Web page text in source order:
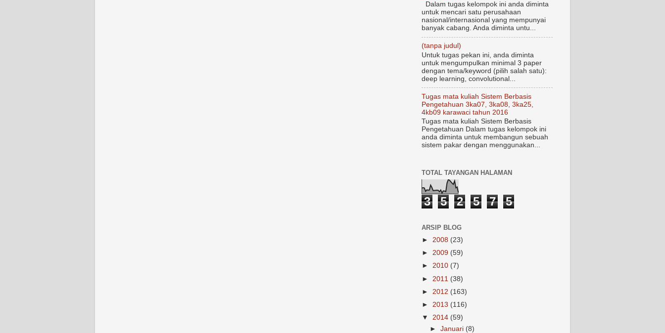
Dalam tugas kelompok ini anda diminta
untuk mencari satu perusahaan
nasional/internasional yang mempunyai
banyak cabang. Anda diminta untu...
(tanpa judul)
Untuk tugas pekan ini, anda diminta
untuk mengumpulkan minimal 3 paper
dengan tema/keyword (pilih salah satu):
deep learning, convolutional...
Tugas mata kuliah Sistem Berbasis
Pengetahuan 3ka07, 3ka08, 3ka25,
4kb09 karawaci tahun 2016
Tugas mata kuliah Sistem Berbasis
Pengetahuan Dalam tugas kelompok ini
anda diminta untuk membangun sebuah
sistem pakar dengan menggunakan...
TOTAL TAYANGAN HALAMAN
3 5 2 5 7 5
ARSIP BLOG
► 2008 (23)
► 2009 (59)
► 2010 (7)
► 2011 (38)
► 2012 (163)
► 2013 (116)
▼ 2014 (59)
►Januari (8)